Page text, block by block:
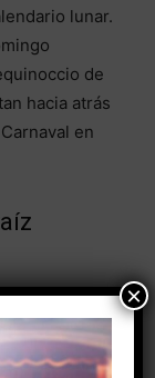
lunar.
de
hacia atrás
en
y turística, y
dentro del
×